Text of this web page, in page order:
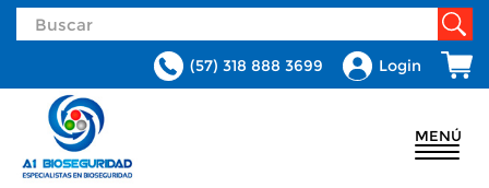
Login
(57) 318 888 3699
MENÚ